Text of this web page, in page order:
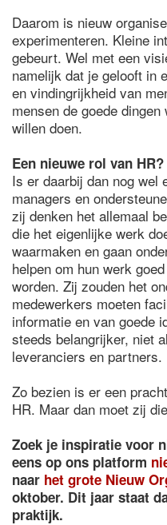
Daarom is nieuw
experimenteren. Kleine
gebeurt. Wel met een
namelijk dat je gelooft in
en vindingrijkheid van
mensen de goede
willen doen.
Een nieuwe rol van HR?
Is er daarbij dan nog wel
managers en
zij denken het allemaal
die het eigenlijke werk
waarmaken en gaan
helpen om hun werk
worden. Zij zouden het
medewerkers moeten
informatie en van goede
steeds belangrijker, niet
leveranciers en partners.
Zo bezien is er een
HR. Maar dan moet zij
Zoek je inspiratie voor
eens op ons platform
naar het grote Nieuw
oktober. Dit jaar staat
praktijk.